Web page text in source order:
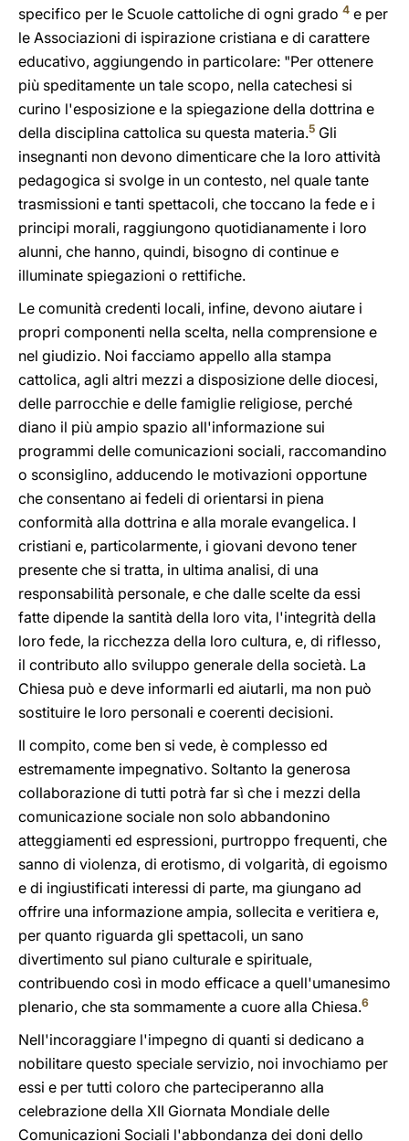
specifico per le Scuole cattoliche di ogni grado 4 e per
le Associazioni di ispirazione cristiana e di carattere
educativo, aggiungendo in particolare: "Per ottenere
più speditamente un tale scopo, nella catechesi si
curino l'esposizione e la spiegazione della dottrina e
della disciplina cattolica su questa materia.5 Gli
insegnanti non devono dimenticare che la loro attività
pedagogica si svolge in un contesto, nel quale tante
trasmissioni e tanti spettacoli, che toccano la fede e i
principi morali, raggiungono quotidianamente i loro
alunni, che hanno, quindi, bisogno di continue e
illuminate spiegazioni o rettifiche.
Le comunità credenti locali, infine, devono aiutare i
propri componenti nella scelta, nella comprensione e
nel giudizio. Noi facciamo appello alla stampa
cattolica, agli altri mezzi a disposizione delle diocesi,
delle parrocchie e delle famiglie religiose, perché
diano il più ampio spazio all'informazione sui
programmi delle comunicazioni sociali, raccomandino
o sconsiglino, adducendo le motivazioni opportune
che consentano ai fedeli di orientarsi in piena
conformità alla dottrina e alla morale evangelica. I
cristiani e, particolarmente, i giovani devono tener
presente che si tratta, in ultima analisi, di una
responsabilità personale, e che dalle scelte da essi
fatte dipende la santità della loro vita, l'integrità della
loro fede, la ricchezza della loro cultura, e, di riflesso,
il contributo allo sviluppo generale della società. La
Chiesa può e deve informarli ed aiutarli, ma non può
sostituire le loro personali e coerenti decisioni.
Il compito, come ben si vede, è complesso ed
estremamente impegnativo. Soltanto la generosa
collaborazione di tutti potrà far sì che i mezzi della
comunicazione sociale non solo abbandonino
atteggiamenti ed espressioni, purtroppo frequenti, che
sanno di violenza, di erotismo, di volgarità, di egoismo
e di ingiustificati interessi di parte, ma giungano ad
offrire una informazione ampia, sollecita e veritiera e,
per quanto riguarda gli spettacoli, un sano
divertimento sul piano culturale e spirituale,
contribuendo così in modo efficace a quell'umanesimo
plenario, che sta sommamente a cuore alla Chiesa.6
Nell'incoraggiare l'impegno di quanti si dedicano a
nobilitare questo speciale servizio, noi invochiamo per
essi e per tutti coloro che parteciperanno alla
celebrazione della XII Giornata Mondiale delle
Comunicazioni Sociali l'abbondanza dei doni dello